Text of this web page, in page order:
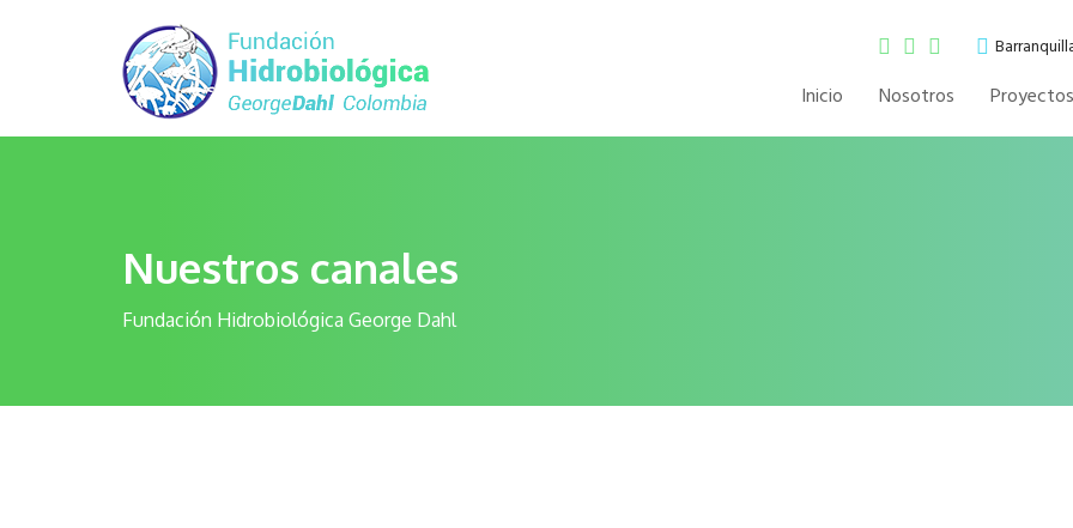
Inicio Nosotros Proyectos
Nuestros canales
Fundación Hidrobiológica George Dahl